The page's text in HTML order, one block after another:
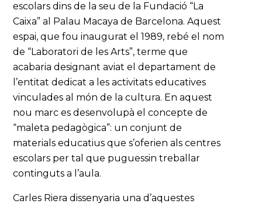
escolars dins de la seu de la Fundació “La
Caixa” al Palau Macaya de Barcelona. Aquest
espai, que fou inaugurat el 1989, rebé el nom
de “Laboratori de les Arts”, terme que
acabaria designant aviat el departament de
l’entitat dedicat a les activitats educatives
vinculades al món de la cultura. En aquest
nou marc es desenvolupà el concepte de
“maleta pedagògica”: un conjunt de
materials educatius que s’oferien als centres
escolars per tal que puguessin treballar
continguts a l’aula.
Carles Riera dissenyaria una d’aquestes